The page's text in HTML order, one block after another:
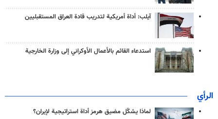
آيلب: أداة أمريكية لتدريب قادة العراق المستقبليين
استدعاء القائم بالأعمال الأوكراني إلى وزارة الخارجية
الرأي
لماذا يشكّل مضيق هرمز أداة استراتيجية لإيران؟